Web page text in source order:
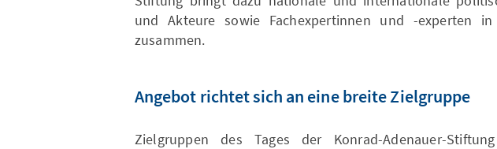
und Akteure sowie Fachexpertinnen und -experten
zusammen.
Angebot richtet sich an eine breite Zielgruppe
Zielgruppen des Tages der Konrad-Adenauer-